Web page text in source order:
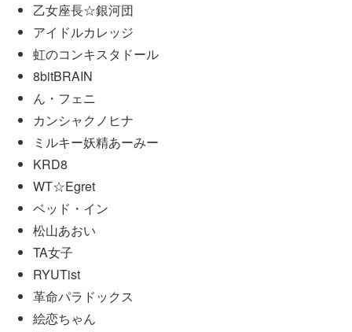
乙女座長☆銀河団
アイドルカレッジ
虹のコンキスタドール
8bitBRAIN
ん・フェニ
カンシャクノヒナ
ミルキー妖精あーみー
KRD8
WT☆Egret
ベッド・イン
松山あおい
TA女子
RYUTist
革命パラドックス
絵恋ちゃん